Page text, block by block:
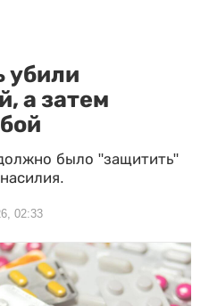
убили
а затем
было "защитить"
02:33